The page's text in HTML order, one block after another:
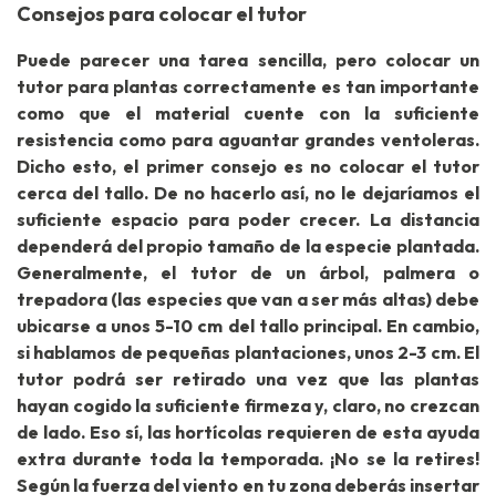
Consejos para colocar el tutor
Puede parecer una tarea sencilla, pero colocar un
tutor para plantas correctamente es tan importante
como que el material cuente con la suficiente
resistencia como para aguantar grandes ventoleras.
Dicho esto, el primer consejo es no colocar el tutor
cerca del tallo. De no hacerlo así, no le dejaríamos el
suficiente espacio para poder crecer. La distancia
dependerá del propio tamaño de la especie plantada.
Generalmente, el tutor de un árbol, palmera o
trepadora (las especies que van a ser más altas) debe
ubicarse a unos 5-10 cm del tallo principal. En cambio,
si hablamos de pequeñas plantaciones, unos 2-3 cm. El
tutor podrá ser retirado una vez que las plantas
hayan cogido la suficiente firmeza y, claro, no crezcan
de lado. Eso sí, las hortícolas requieren de esta ayuda
extra durante toda la temporada. ¡No se la retires!
Según la fuerza del viento en tu zona deberás insertar